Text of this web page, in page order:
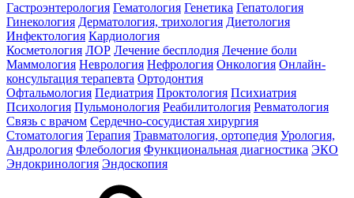
Гастроэнтерология Гематология Генетика Гепатология
Гинекология Дерматология, трихология Диетология
Инфектология Кардиология
Косметология ЛОР Лечение бесплодия Лечение боли
Маммология Неврология Нефрология Онкология Онлайн-
консультация терапевта Ортодонтия
Офтальмология Педиатрия Проктология Психиатрия
Психология Пульмонология Реабилитология Ревматология
Связь с врачом Сердечно-сосудистая хирургия
Стоматология Терапия Травматология, ортопедия Урология,
Андрология Флебология Функциональная диагностика ЭКО
Эндокринология Эндоскопия